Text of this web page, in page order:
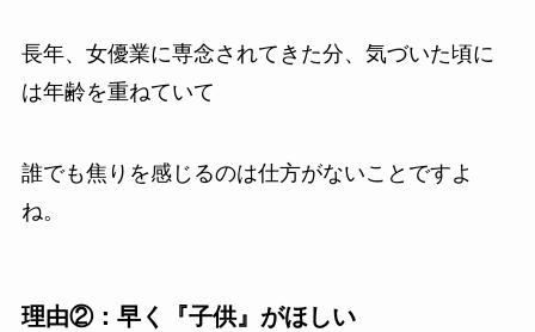
長年、女優業に専念されてきた分、気づいた頃に
は年齢を重ねていて
誰でも焦りを感じるのは仕方がないことですよ
ね。
理由②：早く『子供』がほしい